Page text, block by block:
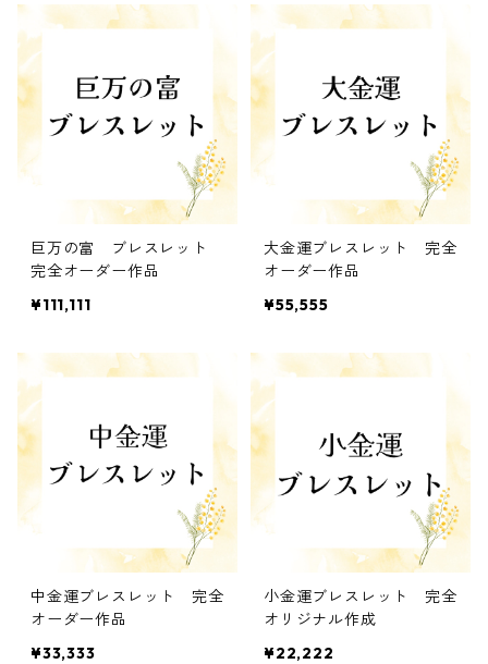
巨万の富 ブレスレット
完全オーダー作品
¥111,111
大金運ブレスレット 完全
オーダー作品
¥55,555
中金運ブレスレット 完全
オーダー作品
¥33,333
小金運ブレスレット 完全
オリジナル作成
¥22,222